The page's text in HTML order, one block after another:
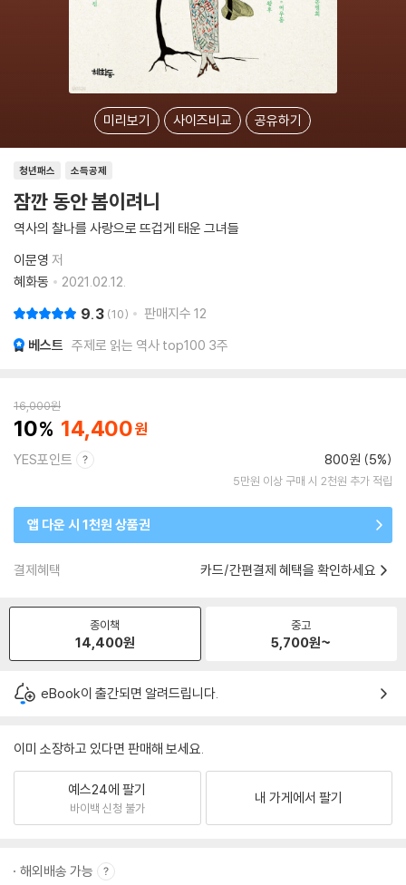
미리보기 사이즈비교 공유하기
소득공제
청년패스
잠깐 동안 봄이려니
역사의 찰나를 사랑으로 뜨겁게 태운 그녀들
이문영 저
혜화동
2021.02.12.
9.3 10 판매지수 12
베스트 주제로 읽는 역사 top100 3주
16,000원
10 14,400
YES포인트 800원 (5%)
5만원 이상 구매 시 2천원 추가 적립
앱 다운 시 1천원 상품권
결제혜택 카드/간편결제 혜택을 확인하세요
종이책
14,400원
중고
5,700원~
eBook이 출간되면 알려드립니다.
이미 소장하고 있다면 판매해 보세요.
예스24에 팔기
바이백 신청 불가
내 가게에서 팔기
해외배송 가능